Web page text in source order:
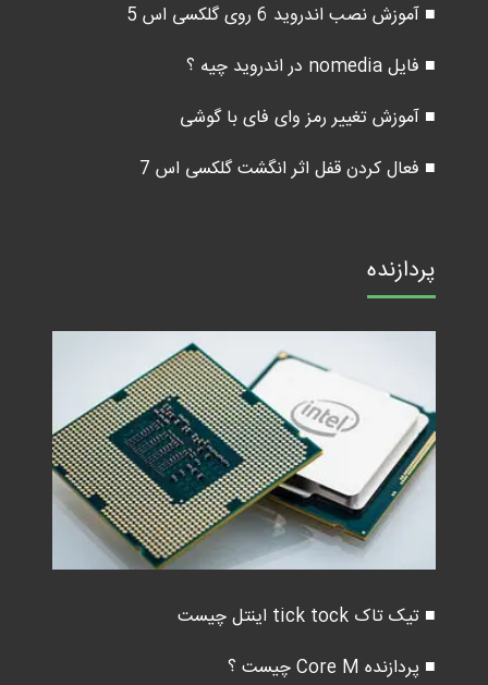
■ آموزش نصب اندروید 6 روی گلکسی اس 5
■ فایل nomedia در اندروید چیه ؟
■ آموزش تغییر رمز وای فای با گوشی
■ فعال کردن قفل اثر انگشت گلکسی اس 7
پردازنده
■ تیک تاک tick tock اینتل چیست
■ پردازنده Core M چیست ؟